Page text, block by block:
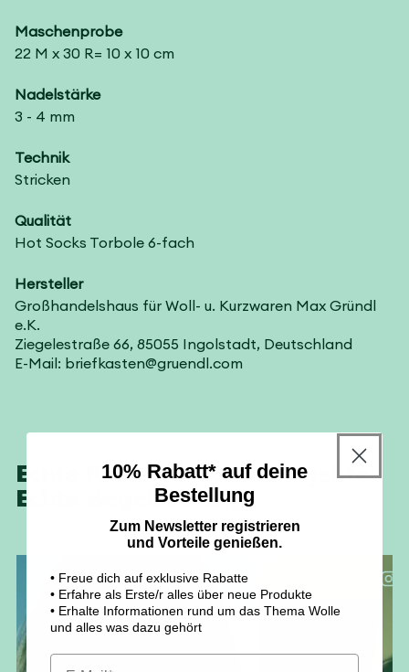
Maschenprobe
22 M x 30 R= 10 x 10 cm
Nadelstärke
3 - 4 mm
Technik
Stricken
Qualität
Hot Socks Torbole 6-fach
Hersteller
Großhandelshaus für Woll- u. Kurzwaren Max Gründl
e.K.
Ziegelestraße 66, 85055 Ingolstadt, Deutschland
E-Mail: briefkasten@gruendl.com
Echte Kreative. Echte Projekte.
Echte Begeisterung.
madeinwien
10% Rabatt* auf deine
Bestellung
Zum Newsletter registrieren
und Vorteile genießen.
• Freue dich auf exklusive Rabatte
• Erfahre als Erste/r alles über neue Produkte
• Erhalte Informationen rund um das Thema Wolle
und alles was dazu gehört